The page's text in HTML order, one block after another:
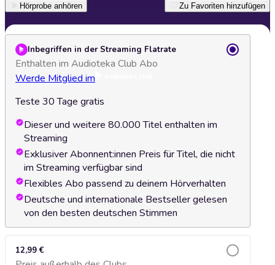
Hörprobe anhören Zu Favoriten hinzufügen
Inbegriffen in der Streaming Flatrate
Enthalten im Audioteka Club Abo
Werde Mitglied im
Teste 30 Tage gratis
Dieser und weitere 80.000 Titel enthalten im
Streaming
Exklusiver Abonnent:innen Preis für Titel, die nicht
im Streaming verfügbar sind
Flexibles Abo passend zu deinem Hörverhalten
Deutsche und internationale Bestseller gelesen
von den besten deutschen Stimmen
12,99 €